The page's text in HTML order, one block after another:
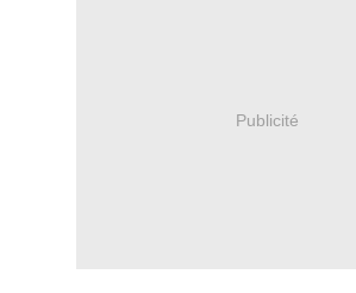
Publicité